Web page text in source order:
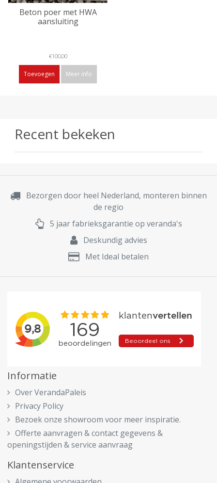
Beton poer met HWA
aansluiting
€100,00
Toevoegen Meer info
Recent bekeken
Bezorgen door heel Nederland, monteren binnen
de regio
5 jaar fabrieksgarantie op veranda's
Deskundig advies
Met Ideal betalen
Informatie
Over VerandaPaleis
Privacy Policy
Bezoek onze showroom voor meer inspiratie.
Offerte aanvragen & contact gegevens &
openingstijden & service aanvraag
Klantenservice